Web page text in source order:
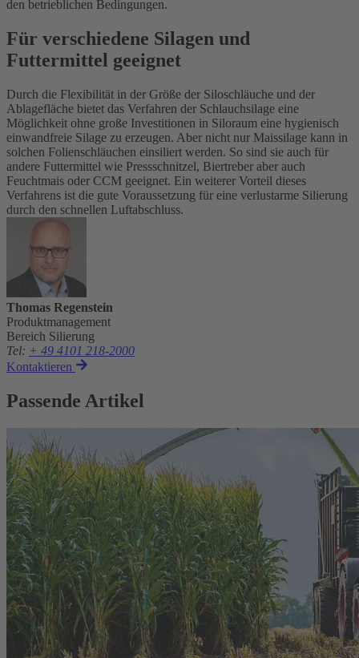
den betrieblichen Bedingungen.
Für verschiedene Silagen und
Futtermittel geeignet
Durch die Flexibilität in der Größe der Siloschläuche und der
Ablagefläche bietet das Verfahren der Schlauchsilage eine
Möglichkeit ohne große Investitionen in Siloraum eine hygienisch
einwandfreie Silage zu erzeugen. Aber nicht nur Maissilage kann in
solchen Folienschläuchen einsiliert werden. So sind sie auch für
andere Futtermittel wie Pressschnitzel, Biertreber aber auch
Feuchtmais oder CCM geeignet. Ein weiterer Vorteil dieses
Verfahrens ist die gute Voraussetzung für eine verlustarme Silierung
durch den schnellen Luftabschluss.
Thomas Regenstein
Produktmanagement
Bereich Silierung
Tel: + 49 4101 218-2000
Kontaktieren
Passende Artikel